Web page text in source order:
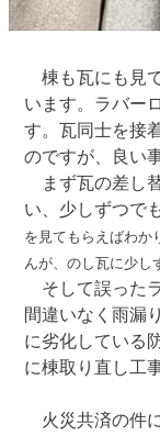
棟も瓦にも見
います。ラバー
す。瓦同士を接
のですが、良い
まず瓦の差し
い、少しずつで
を見てもらえばわか
んが、のし瓦に少し
そして誤った
間違いなく雨漏
に劣化している
に棟取り直し工
火災共済の件